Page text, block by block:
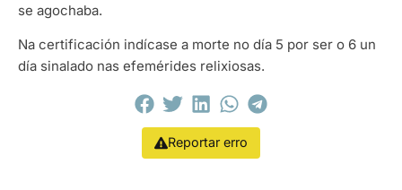
se agochaba.
Na certificación indícase a morte no día 5 por ser o 6 un
día sinalado nas efemérides relixiosas.
Reportar erro